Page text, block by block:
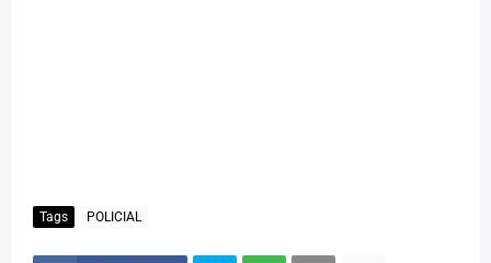
Tags POLICIAL